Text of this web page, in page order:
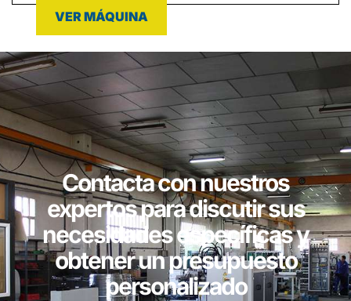
VER MÁQUINA
Contacta con nuestros
expertos para discutir sus
necesidades específicas y
obtener un presupuesto
personalizado